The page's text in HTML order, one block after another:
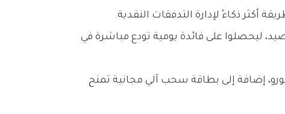
أكثر ذكاءً لإدارة التدفقات النقدية.
ليحصلوا على فائدة يومية تودع مباشرة في
إضافة إلى بطاقة سحب آلي مجانية تمنح